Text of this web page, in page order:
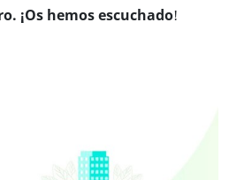
¡Os hemos escuchado!